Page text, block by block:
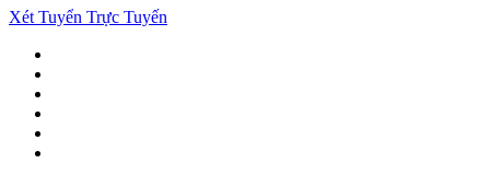
Xét Tuyển Trực Tuyến